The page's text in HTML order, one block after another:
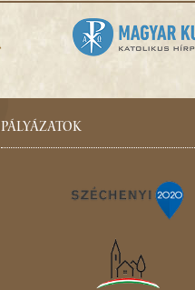
PÁLYÁZATOK